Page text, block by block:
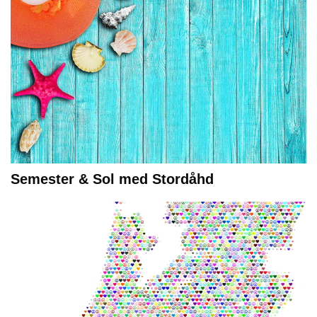
Semester & Sol med Stordåhd